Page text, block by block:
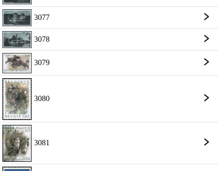
3077
3078
3079
3080
3081